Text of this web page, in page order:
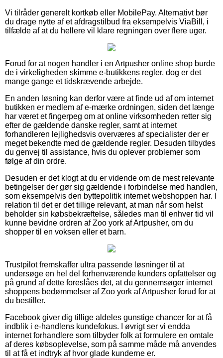
Vi tilråder generelt kortkøb eller MobilePay. Alternativt bør
du drage nytte af et afdragstilbud fra eksempelvis ViaBill, i
tilfælde af at du hellere vil klare regningen over flere uger.
Forud for at nogen handler i en Artpusher online shop burde
de i virkeligheden skimme e-butikkens regler, dog er det
mange gange et tidskrævende arbejde.
En anden løsning kan derfor være at finde ud af om internet
butikken er medlem af e-mærke ordningen, siden det længe
har været et fingerpeg om at online virksomheden retter sig
efter de gældende danske regler, samt at internet
forhandleren lejlighedsvis overværes af specialister der er
meget bekendte med de gældende regler. Desuden tilbydes
du genvej til assistance, hvis du oplever problemer som
følge af din ordre.
Desuden er det klogt at du er vidende om de mest relevante
betingelser der gør sig gældende i forbindelse med handlen,
som eksempelvis den byttepolitik internet webshoppen har. I
relation til det er det tillige relevant, at man når som helst
beholder sin købsbekræftelse, således man til enhver tid vil
kunne bevidne ordren af Zoo york af Artpusher, om du
shopper til en voksen eller et barn.
Trustpilot fremskaffer ultra passende løsninger til at
undersøge en hel del forhenværende kunders opfattelser og
på grund af dette foreslåes det, at du gennemsøger internet
shoppens bedømmelser af Zoo york af Artpusher forud for at
du bestiller.
Facebook giver dig tillige aldeles gunstige chancer for at få
indblik i e-handlens kundefokus. I øvrigt ser vi endda
internet forhandlere som tilbyder folk at formulere en omtale
af deres købsoplevelse, som på samme måde må anvendes
til at få et indtryk af hvor glade kunderne er.